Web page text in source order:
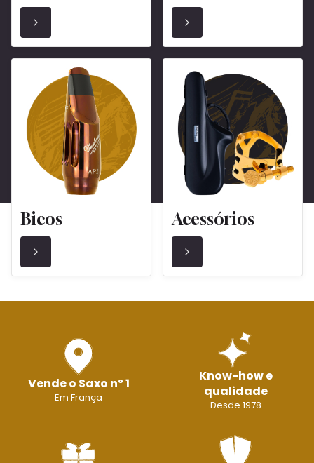
Bicos Acessórios
Vende o Saxo nº 1
Em França
Know-how e
qualidade
Desde 1978